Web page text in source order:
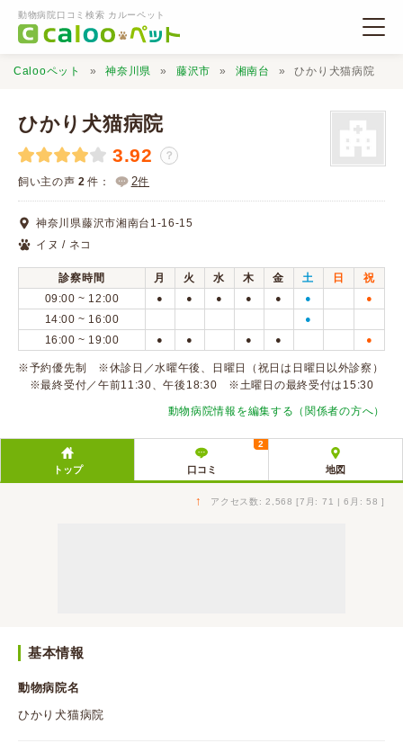
動物病院口コミ検索 カルーペット
動物病院検索
口コミ検索
Calooペットとは？
口コミ投稿
Calooペット 神奈川県 藤沢市 湘南台 ひかり犬猫病院
ひかり犬猫病院
3.92 ？
飼い主の声 2 件： 2件
神奈川県藤沢市湘南台1-16-15
イヌ / ネコ
診察時間 月 火 水 木 金 土 日
祝
09:00 ~ 12:00
● ● ● ● ● ● ●
14:00 ~ 16:00 ●
16:00 ~ 19:00 ● ● ● ● ●
※予約優先制 ※休診日／水曜午後、日曜日（祝日は日曜日以外診察）
※最終受付／午前11:30、午後18:30 ※土曜日の最終受付は15:30
動物病院情報を編集する（関係者の方へ）
トップ 口コミ
2
地図
↑ アクセス数: 2,568 [7月: 71 | 6月: 58 ]
基本情報
動物病院名
ひかり犬猫病院